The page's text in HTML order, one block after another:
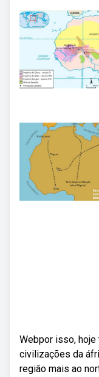
Webpor isso,
civilizações da
região mais ao